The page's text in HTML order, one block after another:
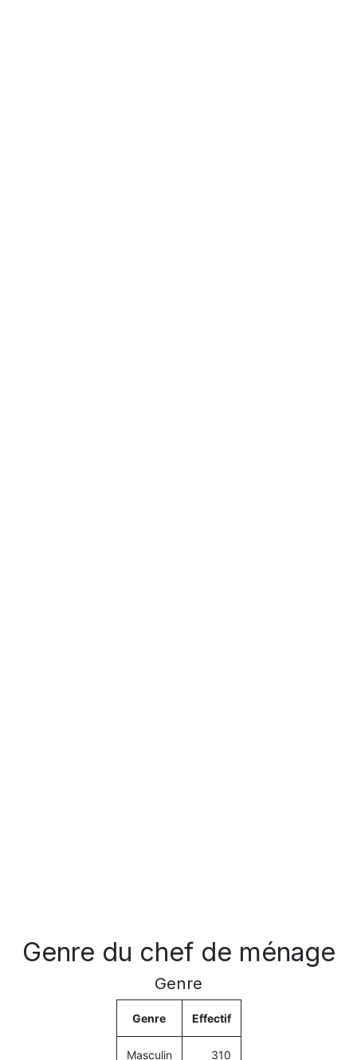
Genre du chef de ménage
Genre
Genre Effectif
Masculin 310